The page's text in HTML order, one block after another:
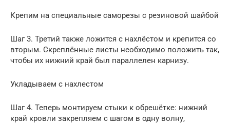
Крепим на специальные саморезы с резиновой шайбой
Шаг 3. Третий также ложится с нахлёстом и крепится со
вторым. Скреплённые листы необходимо положить так,
чтобы их нижний край был параллелен карнизу.
Укладываем с нахлестом
Шаг 4. Теперь монтируем стыки к обрешётке: нижний
край кровли закрепляем с шагом в одну волну,